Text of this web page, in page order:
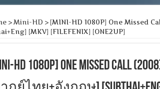
> Mini-HD > [MINI-HD 1080P] One Missed
[MKV] [FILEFENIX] [ONE2UP]
HD 1080P] One Missed